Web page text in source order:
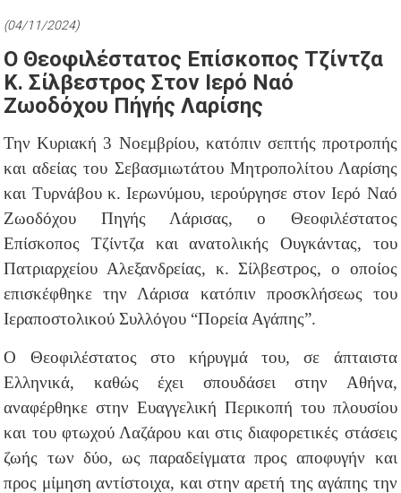
(04/11/2024)
Ο Θεοφιλέστατος Επίσκοπος Τζίντζα
Κ. Σίλβεστρος Στον Ιερό Ναό
Ζωοδόχου Πήγής Λαρίσης
Την Κυριακή 3 Νοεμβρίου, κατόπιν σεπτής προτροπής
και αδείας του Σεβασμιωτάτου Μητροπολίτου Λαρίσης
και Τυρνάβου κ. Ιερωνύμου, ιερούργησε στον Ιερό Ναό
Ζωοδόχου Πηγής Λάρισας, ο Θεοφιλέστατος
Επίσκοπος Τζίντζα και ανατολικής Ουγκάντας, του
Πατριαρχείου Αλεξανδρείας, κ. Σίλβεστρος, ο οποίος
επισκέφθηκε την Λάρισα κατόπιν προσκλήσεως του
Ιεραποστολικού Συλλόγου “Πορεία Αγάπης”.
Ο Θεοφιλέστατος στο κήρυγμά του, σε άπταιστα
Ελληνικά, καθώς έχει σπουδάσει στην Αθήνα,
αναφέρθηκε στην Ευαγγελική Περικοπή του πλουσίου
και του φτωχού Λαζάρου και στις διαφορετικές στάσεις
ζωής των δύο, ως παραδείγματα προς αποφυγήν και
προς μίμηση αντίστοιχα, και στην αρετή της αγάπης την